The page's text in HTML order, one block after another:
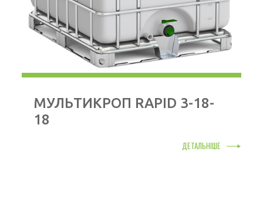
МУЛЬТИКРОП RAPID 3-18-
18
ДЕТАЛЬНІШЕ